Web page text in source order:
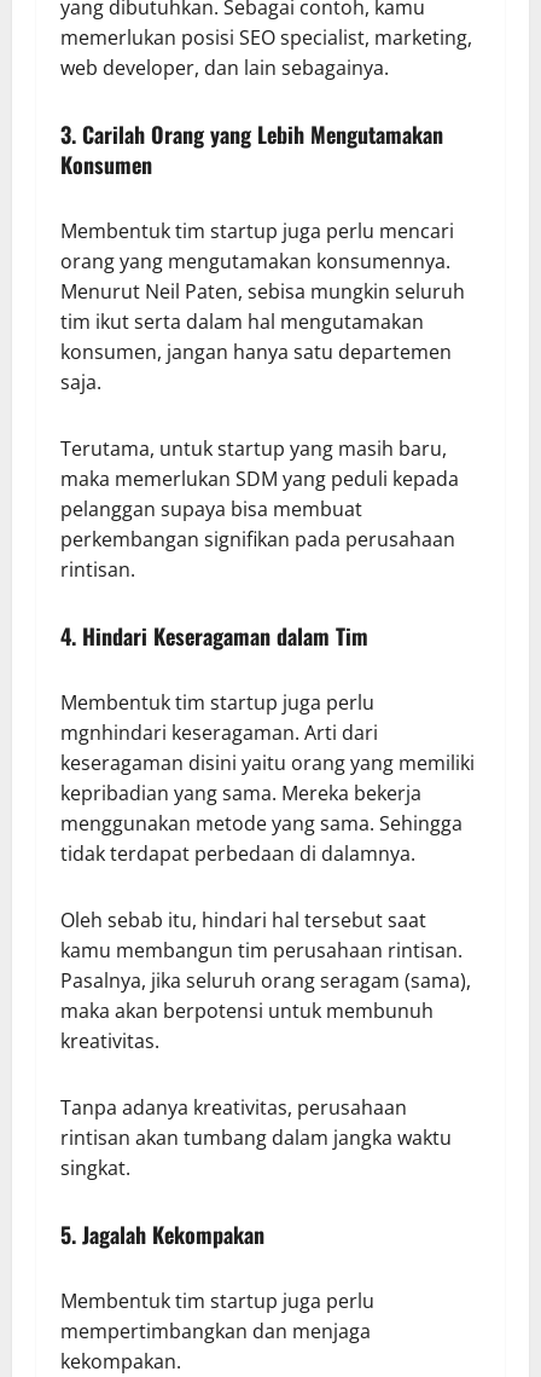
yang dibutuhkan. Sebagai contoh, kamu
memerlukan posisi SEO specialist, marketing,
web developer, dan lain sebagainya.
3. Carilah Orang yang Lebih Mengutamakan
Konsumen
Membentuk tim startup juga perlu mencari
orang yang mengutamakan konsumennya.
Menurut Neil Paten, sebisa mungkin seluruh
tim ikut serta dalam hal mengutamakan
konsumen, jangan hanya satu departemen
saja.
Terutama, untuk startup yang masih baru,
maka memerlukan SDM yang peduli kepada
pelanggan supaya bisa membuat
perkembangan signifikan pada perusahaan
rintisan.
4. Hindari Keseragaman dalam Tim
Membentuk tim startup juga perlu
mgnhindari keseragaman. Arti dari
keseragaman disini yaitu orang yang memiliki
kepribadian yang sama. Mereka bekerja
menggunakan metode yang sama. Sehingga
tidak terdapat perbedaan di dalamnya.
Oleh sebab itu, hindari hal tersebut saat
kamu membangun tim perusahaan rintisan.
Pasalnya, jika seluruh orang seragam (sama),
maka akan berpotensi untuk membunuh
kreativitas.
Tanpa adanya kreativitas, perusahaan
rintisan akan tumbang dalam jangka waktu
singkat.
5. Jagalah Kekompakan
Membentuk tim startup juga perlu
mempertimbangkan dan menjaga
kekompakan.